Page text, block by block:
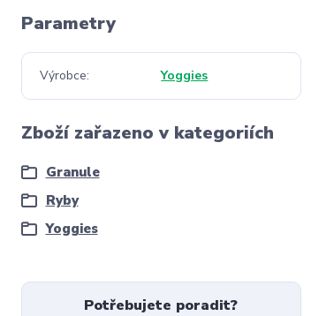
Parametry
Výrobce Yoggies
Zboží zařazeno v kategoriích
Granule
Ryby
Yoggies
Potřebujete poradit?